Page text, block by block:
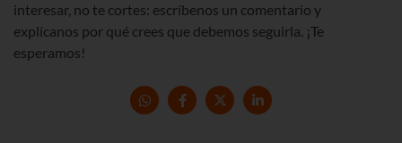
interesar, no te cortes: escríbenos un comentario y
explícanos por qué crees que debemos seguirla. ¡Te
esperamos!